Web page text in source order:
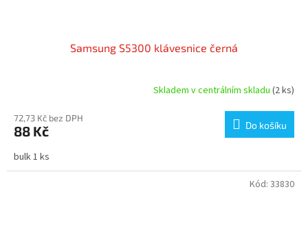
Samsung S5300 klávesnice černá
Skladem v centrálním skladu (2 ks)
72,73 Kč bez DPH
88 Kč Do košíku
bulk 1 ks
Kód: 33830